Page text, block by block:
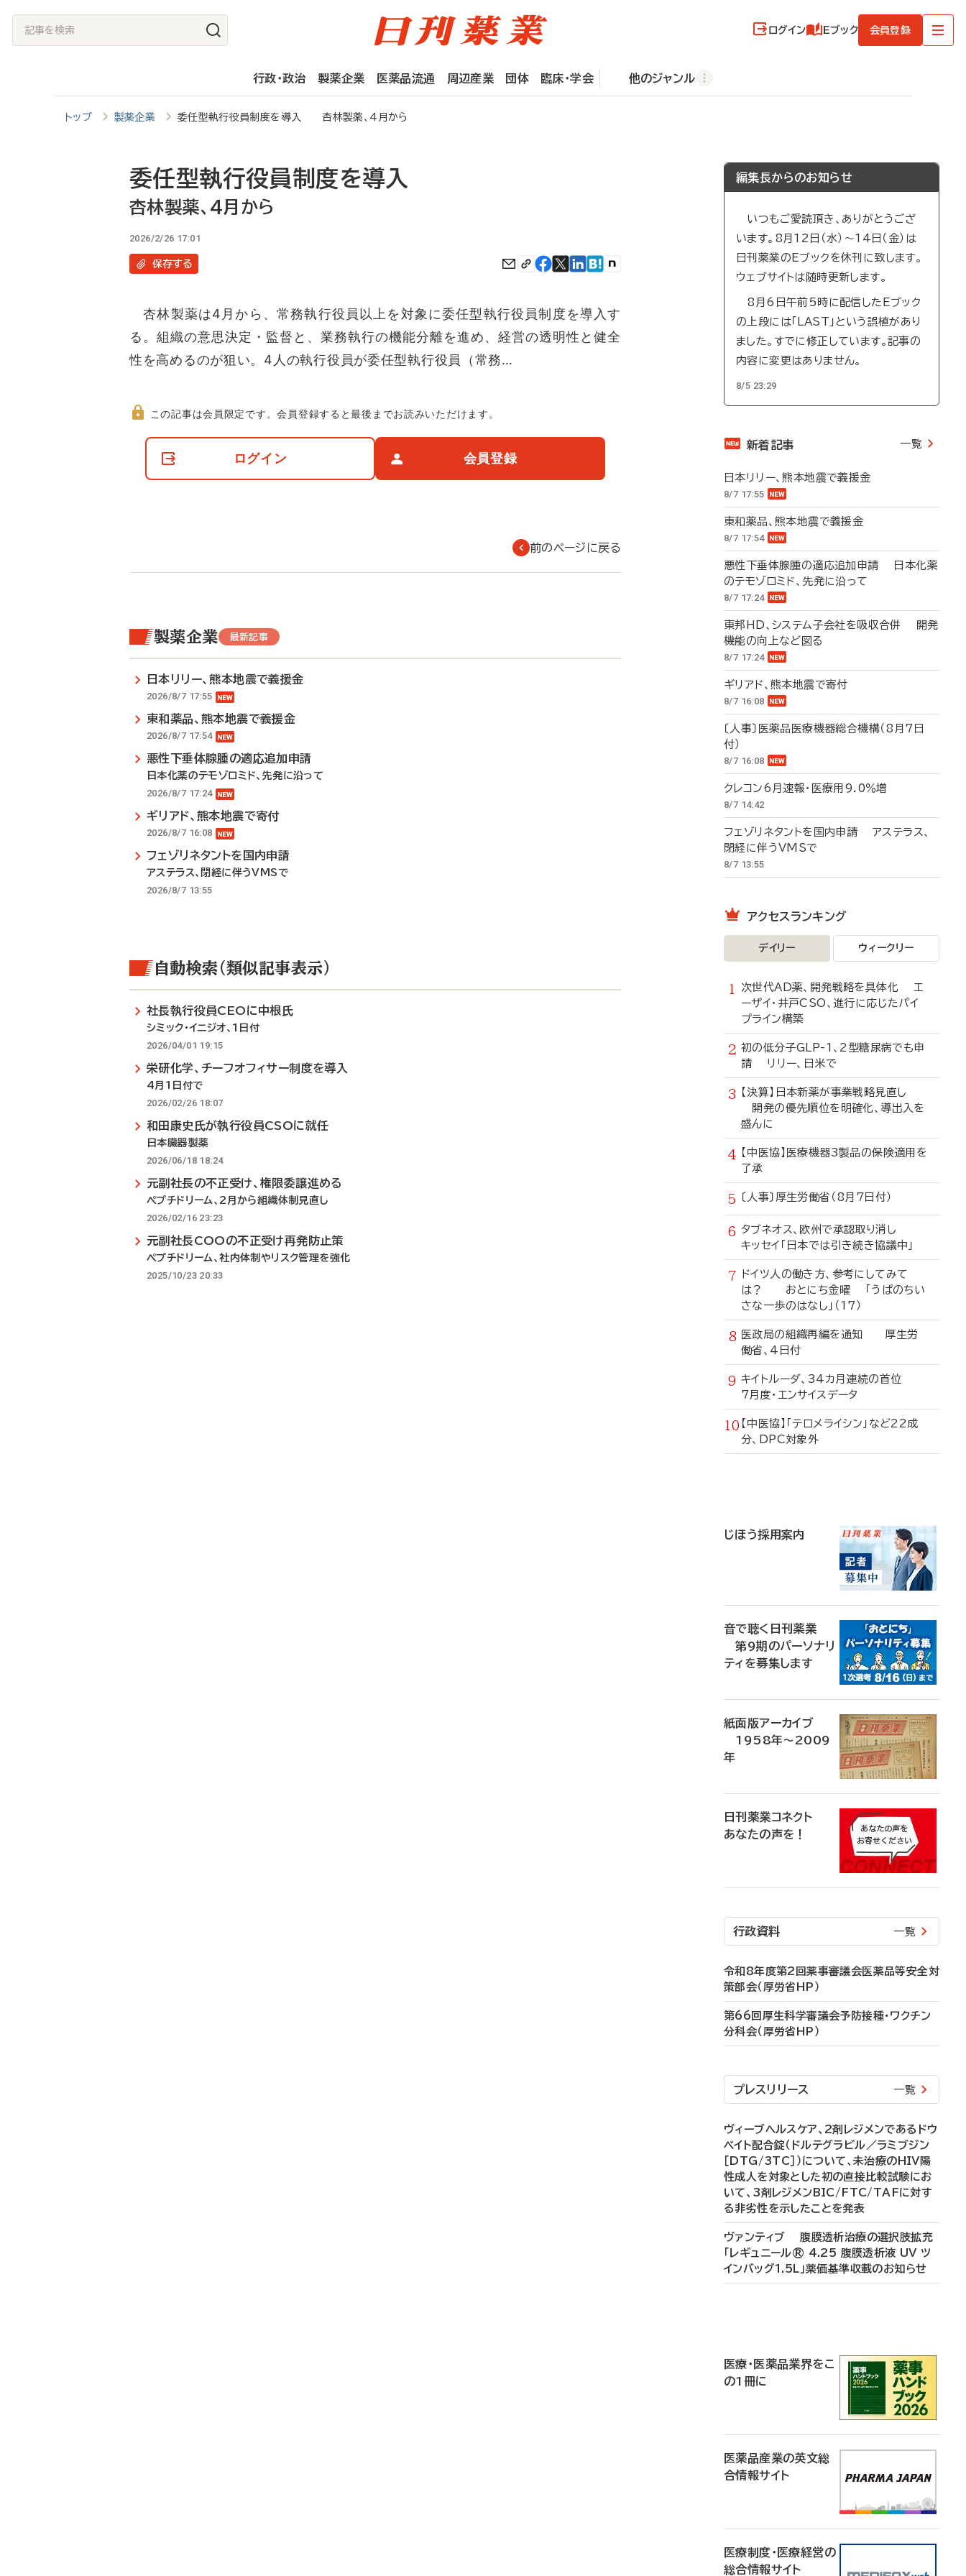
記
事
ログイン Eブック 会員登録
行政・政治 製薬企業 医薬品流通 周辺産業 団体 臨床・学会 他のジャンル
トップ 製薬企業 委任型執行役員制度を導入 杏林製薬、4月から
委任型執行役員制度を導入
杏林製薬、4月から
2026/2/26 17:01
保存する
杏林製薬は4月から、常務執行役員以上を対象に委任型執行役員制度を導入す
る。組織の意思決定・監督と、業務執行の機能分離を進め、経営の透明性と健全
性を高めるのが狙い。4人の執行役員が委任型執行役員（常務…
て
この記事は会員限定です。会員登録すると最後までお読みいただけます。
ログイン 会員登録
前のページに戻る
製薬企業 最新記事
日本リリー、熊本地震で義援金
2026/8/7 17:55
東和薬品、熊本地震で義援金
2026/8/7 17:54
悪性下垂体腺腫の適応追加申請
日本化薬のテモゾロミド、先発に沿って
2026/8/7 17:24
ギリアド、熊本地震で寄付
2026/8/7 16:08
フェゾリネタントを国内申請
アステラス、閉経に伴うVMSで
2026/8/7 13:55
自動検索（類似記事表示）
社長執行役員CEOに中根氏
シミック・イニジオ、1日付
2026/04/01 19:15
栄研化学、チーフオフィサー制度を導入
4月1日付で
2026/02/26 18:07
和田康史氏が執行役員CSOに就任
日本臓器製薬
2026/06/18 18:24
元副社長の不正受け、権限委譲進める
ペプチドリーム、2月から組織体制見直し
2026/02/16 23:23
元副社長COOの不正受け再発防止策
ペプチドリーム、社内体制やリスク管理を強化
2025/10/23 20:33
編集長からのお知らせ
いつもご愛読頂き、ありがとうござ
います。8月12日（水）～14日（金）は
日刊薬業のEブックを休刊に致します。
ウェブサイトは随時更新します。
8月6日午前5時に配信したEブック
の上段には「LAST」という誤植があり
ました。すでに修正しています。記事の
内容に変更はありません。
8/5 23:29
新着記事 一覧
日本リリー、熊本地震で義援金
8/7 17:55
東和薬品、熊本地震で義援金
8/7 17:54
悪性下垂体腺腫の適応追加申請 日本化薬
のテモゾロミド、先発に沿って
8/7 17:24
東邦HD、システム子会社を吸収合併 開発
機能の向上など図る
8/7 17:24
ギリアド、熊本地震で寄付
8/7 16:08
〔人事〕医薬品医療機器総合機構（8月7日
付）
8/7 16:08
クレコン6月速報・医療用9.0％増
8/7 14:42
フェゾリネタントを国内申請 アステラス、
閉経に伴うVMSで
8/7 13:55
アクセスランキング
デイリー ウィークリー
次世代AD薬、開発戦略を具体化 エ
ーザイ・井戸CSO、進行に応じたパイ
プライン構築
初の低分子GLP-1、2型糖尿病でも申
請 リリー、日米で
【決算】日本新薬が事業戦略見直し
開発の優先順位を明確化、導出入を
盛んに
【中医協】医療機器3製品の保険適用を
了承
〔人事〕厚生労働省（8月7日付）
タブネオス、欧州で承認取り消し
キッセイ「日本では引き続き協議中」
ドイツ人の働き方、参考にしてみて
は？ おとにち金曜 「うぱのちい
さな一歩のはなし」（17）
医政局の組織再編を通知 厚生労
働省、4日付
キイトルーダ、34カ月連続の首位
7月度・エンサイスデータ
【中医協】「テロメライシン」など22成
分、DPC対象外
じほう採用案内
音で聴く日刊薬業
第9期のパーソナリ
ティを募集します
紙面版アーカイブ
1958年～2009
年
日刊薬業コネクト
あなたの声を！
行政資料 一覧
令和8年度第2回薬事審議会医薬品等安全対
策部会（厚労省HP）
第66回厚生科学審議会予防接種・ワクチン
分科会（厚労省HP）
プレスリリース 一覧
ヴィーブヘルスケア、2剤レジメンであるドウ
ベイト配合錠（ドルテグラビル／ラミブジン
［DTG/3TC］）について、未治療のHIV陽
性成人を対象とした初の直接比較試験にお
いて、3剤レジメンBIC/FTC/TAFに対す
る非劣性を示したことを発表
ヴァンティブ 腹膜透析治療の選択肢拡充
「レギュニール® 4.25 腹膜透析液 UV ツ
インバッグ1.5L」薬価基準収載のお知らせ
医療・医薬品業界をこ
の1冊に
医薬品産業の英文総
合情報サイト
医療制度・医療経営の
総合情報サイト